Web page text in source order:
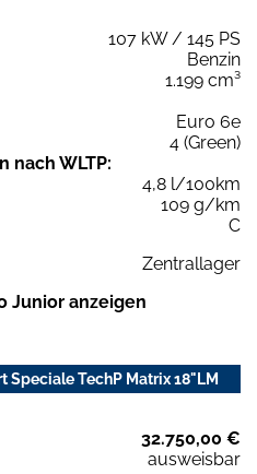
107 kW / 145 PS
Benzin
1.199 cm³
Euro 6e
4 (Green)
nach WLTP:
4,8 l/100km
109 g/km
C
Zentrallager
Junior anzeigen
Speciale TechP Matrix 18"LM
32.750,00 €
ausweisbar